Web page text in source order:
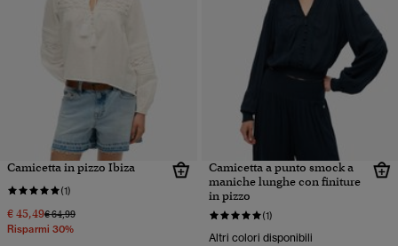
Camicetta in pizzo Ibiza
(1)
€ 45,49Prezzo ridotto da
€ 64,99a
Risparmi 30%
Camicetta a punto smock a
maniche lunghe con finiture
in pizzo
(1)
Altri colori disponibili